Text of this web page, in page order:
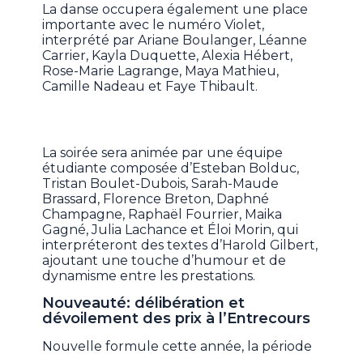
La danse occupera également une place
importante avec le numéro Violet,
interprété par Ariane Boulanger, Léanne
Carrier, Kayla Duquette, Alexia Hébert,
Rose-Marie Lagrange, Maya Mathieu,
Camille Nadeau et Faye Thibault.
La soirée sera animée par une équipe
étudiante composée d’Esteban Bolduc,
Tristan Boulet-Dubois, Sarah-Maude
Brassard, Florence Breton, Daphné
Champagne, Raphaël Fourrier, Maika
Gagné, Julia Lachance et Éloi Morin, qui
interpréteront des textes d’Harold Gilbert,
ajoutant une touche d’humour et de
dynamisme entre les prestations.
Nouveauté: délibération et
dévoilement des prix à l’Entrecours
Nouvelle formule cette année, la période